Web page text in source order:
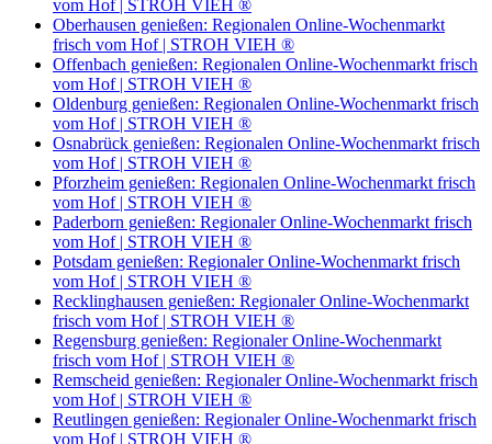
vom Hof | STROH VIEH ®
Oberhausen genießen: Regionalen Online-Wochenmarkt
frisch vom Hof | STROH VIEH ®
Offenbach genießen: Regionalen Online-Wochenmarkt frisch
vom Hof | STROH VIEH ®
Oldenburg genießen: Regionalen Online-Wochenmarkt frisch
vom Hof | STROH VIEH ®
Osnabrück genießen: Regionalen Online-Wochenmarkt frisch
vom Hof | STROH VIEH ®
Pforzheim genießen: Regionalen Online-Wochenmarkt frisch
vom Hof | STROH VIEH ®
Paderborn genießen: Regionaler Online-Wochenmarkt frisch
vom Hof | STROH VIEH ®
Potsdam genießen: Regionaler Online-Wochenmarkt frisch
vom Hof | STROH VIEH ®
Recklinghausen genießen: Regionaler Online-Wochenmarkt
frisch vom Hof | STROH VIEH ®
Regensburg genießen: Regionaler Online-Wochenmarkt
frisch vom Hof | STROH VIEH ®
Remscheid genießen: Regionaler Online-Wochenmarkt frisch
vom Hof | STROH VIEH ®
Reutlingen genießen: Regionaler Online-Wochenmarkt frisch
vom Hof | STROH VIEH ®